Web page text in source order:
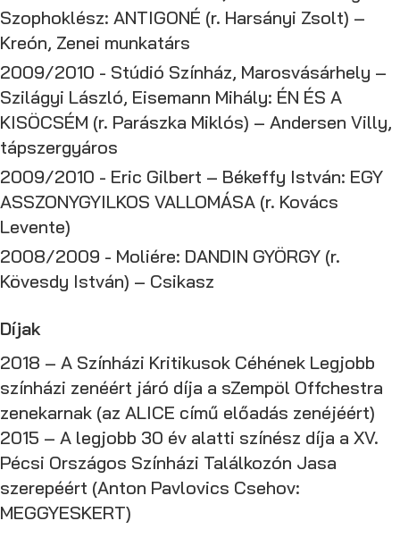
Szophoklész: ANTIGONÉ (r. Harsányi Zsolt) –
Kreón, Zenei munkatárs
2009/2010 - Stúdió Színház, Marosvásárhely –
Szilágyi László, Eisemann Mihály: ÉN ÉS A
KISÖCSÉM (r. Parászka Miklós) – Andersen Villy,
tápszergyáros
2009/2010 - Eric Gilbert – Békeffy István: EGY
ASSZONYGYILKOS VALLOMÁSA (r. Kovács
Levente)
2008/2009 - Moliére: DANDIN GYÖRGY (r.
Kövesdy István) – Csikasz
Díjak
2018 – A Színházi Kritikusok Céhének Legjobb
színházi zenéért járó díja a sZempöl Offchestra
zenekarnak (az ALICE című előadás zenéjéért)
2015 – A legjobb 30 év alatti színész díja a XV.
Pécsi Országos Színházi Találkozón Jasa
szerepéért (Anton Pavlovics Csehov:
MEGGYESKERT)